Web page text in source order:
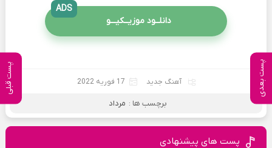
پست بعدی پست قبلی
دانلــود موزیــکیـــو
ADS
آهنگ جدید 17 فوریه 2022
برچسب ها : مرداد
پست های پیشنهادی